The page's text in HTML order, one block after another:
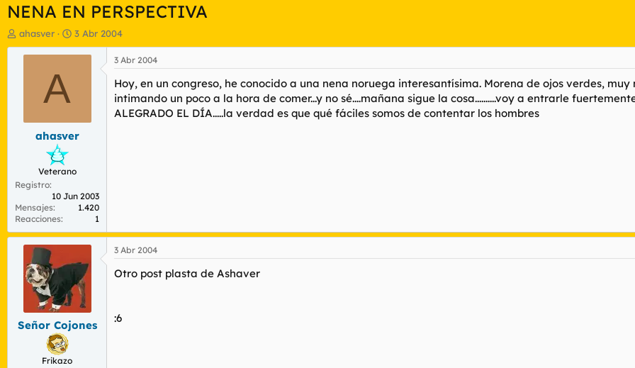
NENA EN PERSPECTIVA
I
n
o
t
m
a
ahasver
F
e
c
i
n
i
3 Abr 2004
A
ahasver
Veterano
Registro
10 Jun 2003
Mensajes
1.420
Reacciones
1
3 Abr 2004
Hoy, en un congreso, he conocido a una nena noruega interesantísima. Morena de ojos verdes,
intimando un poco a la hora de comer...y no sé....mañana sigue la cosa..........voy a entrarle
ALEGRADO EL DÍA.....la verdad es que qué fáciles somos de contentar los hombres
Señor Cojones
Frikazo
3 Abr 2004
Otro post plasta de Ashaver
:6